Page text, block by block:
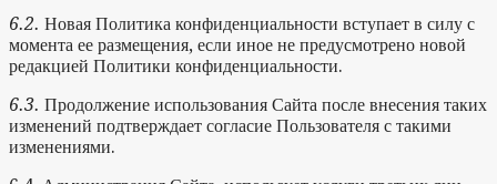
6.2. Новая Политика конфиденциальности вступает в силу с
момента ее размещения, если иное не предусмотрено новой
редакцией Политики конфиденциальности.
6.3. Продолжение использования Сайта после внесения таких
изменений подтверждает согласие Пользователя с такими
изменениями.